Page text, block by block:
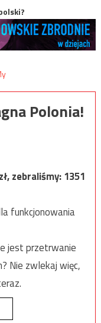
Polonia!
zł, zebraliśmy:1351
funkcjonowania
jest przetrwanie
Nie zwlekaj więc,